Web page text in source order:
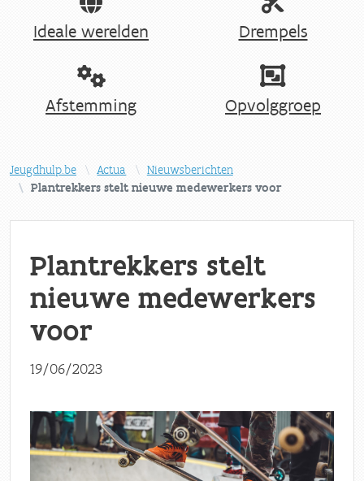
Ideale werelden Drempels
Afstemming Opvolggroep
Jeugdhulp.be Actua
Nieuwsberichten
Plantrekkers stelt nieuwe medewerkers voor
Plantrekkers stelt
nieuwe medewerkers
voor
19/06/2023